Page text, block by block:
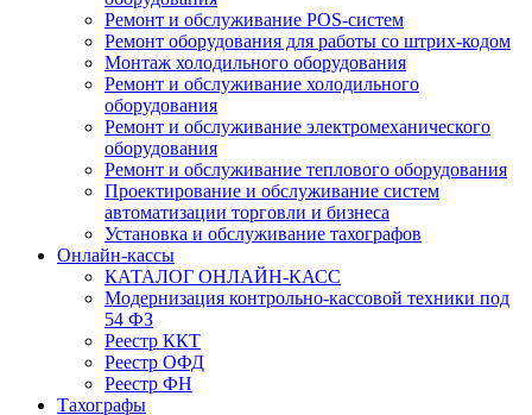
Ремонт и обслуживание POS-систем
Ремонт оборудования для работы со штрих-кодом
Монтаж холодильного оборудования
Ремонт и обслуживание холодильного
оборудования
Ремонт и обслуживание электромеханического
оборудования
Ремонт и обслуживание теплового оборудования
Проектирование и обслуживание систем
автоматизации торговли и бизнеса
Установка и обслуживание тахографов
Онлайн-кассы
КАТАЛОГ ОНЛАЙН-КАСС
Модернизация контрольно-кассовой техники под
54 ФЗ
Реестр ККТ
Реестр ОФД
Реестр ФН
Тахографы